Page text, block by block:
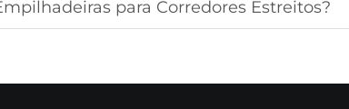
para Corredores Estreitos?